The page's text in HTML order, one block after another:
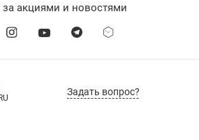
Задать вопрос?
за акциями и новостями